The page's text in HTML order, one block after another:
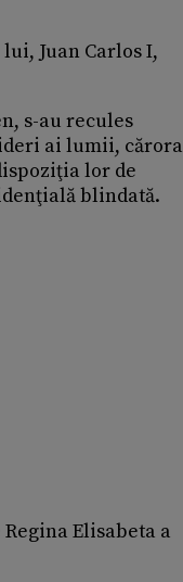
Juan Carlos I,
s-au recules
ai lumii, cărora
lor de
blindată.
Elisabeta a